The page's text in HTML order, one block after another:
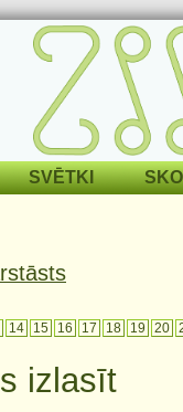
SVĒTKI
14 15 16 17 18 19 20
izlasīt